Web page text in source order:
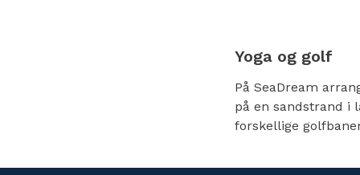
Yoga og golf
På SeaDream
på en sandstrand i
forskellige